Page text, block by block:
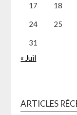
17 18
24 25
31
« Juil
ARTICLES